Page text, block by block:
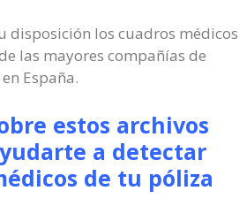
disposición los cuadros médicos
las mayores compañías de
España.
estos archivos
a detectar
de tu póliza